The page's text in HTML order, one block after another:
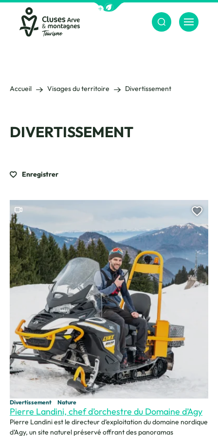
Afficher la barre de navigation du
Menu
Accueil Visages du territoire Divertissement
DIVERTISSEMENT
Enregistrer
Pierre Landini, chef d’orchestre du Domaine d’Agy
Divertissement Nature
Pierre Landini est le directeur d’exploitation du domaine nordique
d’Agy, un site naturel préservé offrant des panoramas
Ce contenu contient une vidéo